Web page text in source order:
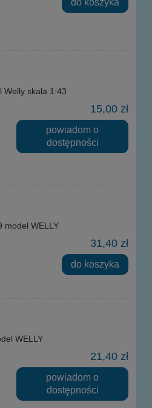
Welly skala 1:43
15,00 zł
powiadom o
dostępności
model WELLY
31,40 zł
do koszyka
WELLY
21,40 zł
powiadom o
dostępności